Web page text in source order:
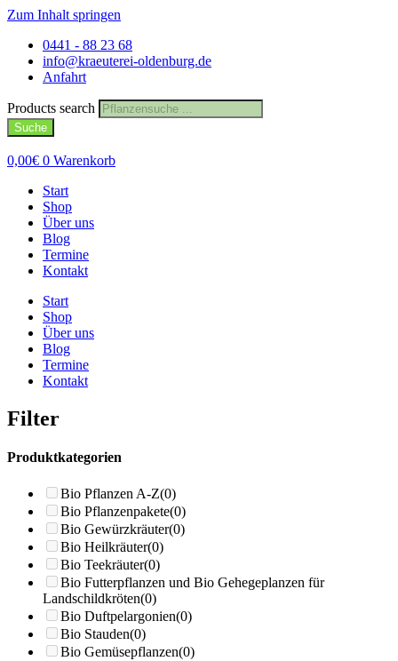
Zum Inhalt springen
0441 - 88 23 68
info@kraeuterei-oldenburg.de
Anfahrt
Products search
Suche
0,00€ 0 Warenkorb
Start
Shop
Über uns
Blog
Termine
Kontakt
Start
Shop
Über uns
Blog
Termine
Kontakt
Filter
Produktkategorien
Bio Pflanzen A-Z(0)
Bio Pflanzenpakete(0)
Bio Gewürzkräuter(0)
Bio Heilkräuter(0)
Bio Teekräuter(0)
Bio Futterpflanzen und Bio Gehegeplanzen für
Landschildkröten(0)
Bio Duftpelargonien(0)
Bio Stauden(0)
Bio Gemüsepflanzen(0)